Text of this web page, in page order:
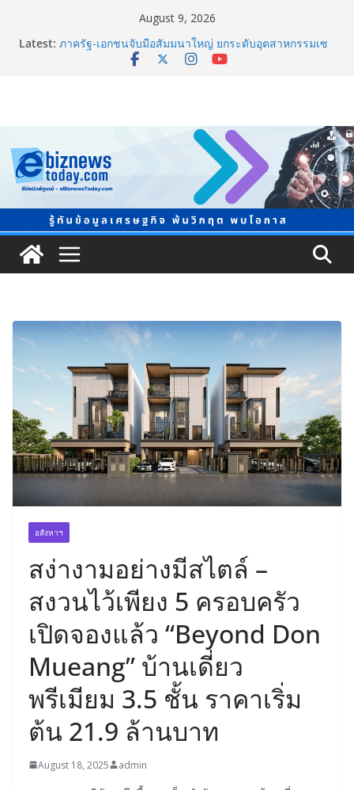
August 9, 2026
Latest: ภาครัฐ-เอกชนจับมือสัมมนาใหญ่ ยกระดับอุตสาหกรรมเซ
รามิกไทยสู่สากล พร้อมชวนผู้ประกอบไทยร่วมงาน
นิทรรศการยกระดับ…ความเป็นห่วง” ในงาน Hug
ยิ่งใหญ่ Thailand e-Commerce Expo 2026 ผนึกกว่า 50
พันธมิตร ปั้นผู้ประกอบการไทยสู่ตลาดโลก คาดเงินสะพัด
กว่า 300 ล้านบาท
LORDNINE จัดศึกคนดังสายเกม ไทย ปะทะ ฟิลิปปินส์ ใน
“Rise of the Tenth Lord” เปิดสงครามกิลด์ข้ามประเทศ
ฉลองเซิร์ฟเวอร์ใหม่ เฮเลนา
แพทย์เผย โรคไม่ติดต่อเรื้อรัง NCDs คร่าชีวิตคนไทยก่อน
วัยอันควร ทำสูญเสียทางเศรษฐกิจมหาศาล 1.6 ล้านล้าน
อสังหาฯ
สง่างามอย่างมีสไตล์ –
สงวนไว้เพียง 5 ครอบครัว
เปิดจองแล้ว “Beyond Don
Mueang” บ้านเดี่ยว
พรีเมียม 3.5 ชั้น ราคาเริ่ม
ต้น 21.9 ล้านบาท
August 18, 2025 admin